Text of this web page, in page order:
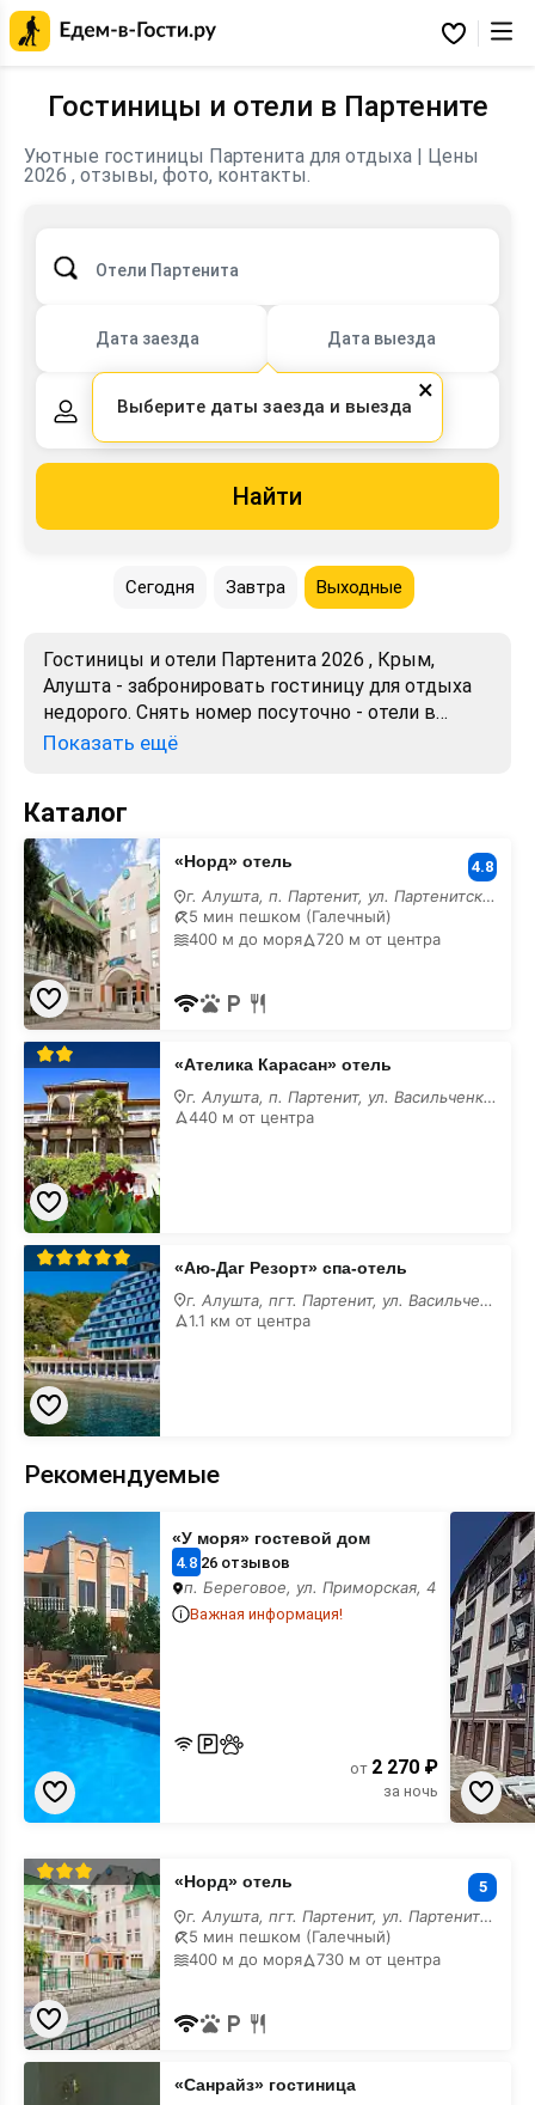
Избранное
Гостиницы и отели в Партените
Уютные гостиницы Партенита для отдыха | Цены
2026 , отзывы, фото, контакты.
Отели Партенита
Дата заезда Дата выезда
2 взрослых, 0 детей
Найти
Сегодня Завтра Выходные
Гостиницы и отели Партенита 2026 , Крым,
Алушта - забронировать гостиницу для отдыха
недорого. Снять номер посуточно - отели в
Партените. Лучшие цены, отзывы, фото, карта,
Показать ещё
Каталог
«Норд»
отель
«Норд» отель 4.8
г. Алушта, п. Партенит, ул. Партенитская
5 мин пешком (Галечный)
400 м до моря
720 м от центра
«Ателика
Карасан»
отель
«Ателика Карасан» отель
г. Алушта, п. Партенит, ул. Васильченко, 8
440 м от центра
«Аю-
Даг
Резорт»
спа-
отель
«Аю-Даг Резорт» спа-отель
г. Алушта, пгт. Партенит, ул. Васильченко, 6/в
1.1 км от центра
Рекомендуемые
«У
моря»
гостевой
дом
«У моря» гостевой дом
4.8 26 отзывов
п. Береговое, ул. Приморская, 4
Важная информация!
от 2 270 ₽
за ночь
(Под
Седлом)
гостевой
дом
«Норд»
отель
«Норд» отель 5
г. Алушта, пгт. Партенит, ул. Партенитская, 1Б
5 мин пешком (Галечный)
400 м до моря
730 м от центра
«Санрайз»
гостиница
«Санрайз» гостиница
×
Выберите даты заезда и выезда